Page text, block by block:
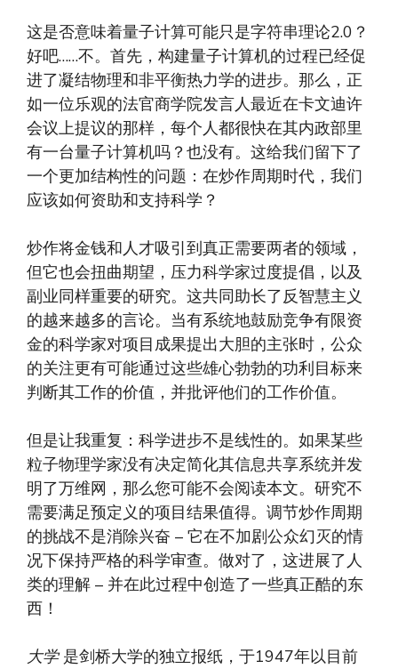
这是否意味着量子计算可能只是字符串理论2.0？
好吧……不。首先，构建量子计算机的过程已经促
进了凝结物理和非平衡热力学的进步。那么，正
如一位乐观的法官商学院发言人最近在卡文迪许
会议上提议的那样，每个人都很快在其内政部里
有一台量子计算机吗？也没有。这给我们留下了
一个更加结构性的问题：在炒作周期时代，我们
应该如何资助和支持科学？
炒作将金钱和人才吸引到真正需要两者的领域，
但它也会扭曲期望，压力科学家过度提倡，以及
副业同样重要的研究。这共同助长了反智慧主义
的越来越多的言论。当有系统地鼓励竞争有限资
金的科学家对项目成果提出大胆的主张时，公众
的关注更有可能通过这些雄心勃勃的功利目标来
判断其工作的价值，并批评他们的工作价值。
但是让我重复：科学进步不是线性的。如果某些
粒子物理学家没有决定简化其信息共享系统并发
明了万维网，那么您可能不会阅读本文。研究不
需要满足预定义的项目结果值得。调节炒作周期
的挑战不是消除兴奋 – 它在不加剧公众幻灭的情
况下保持严格的科学审查。做对了，这进展了人
类的理解 – 并在此过程中创造了一些真正酷的东
西！
大学是剑桥大学的独立报纸，于1947年以目前